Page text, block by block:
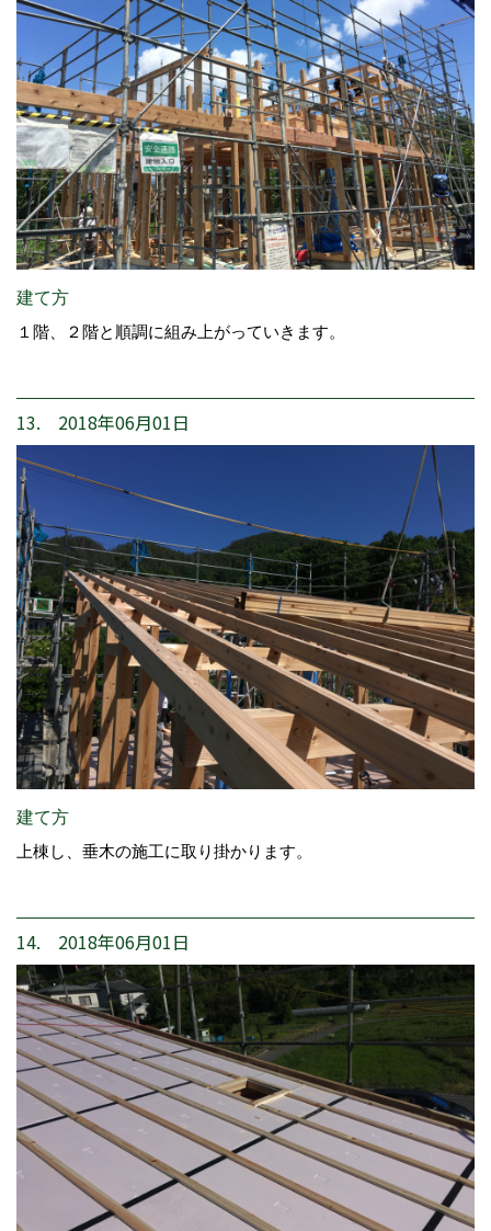
建て方
１階、２階と順調に組み上がっていきます。
13. 2018年06月01日
建て方
上棟し、垂木の施工に取り掛かります。
14. 2018年06月01日